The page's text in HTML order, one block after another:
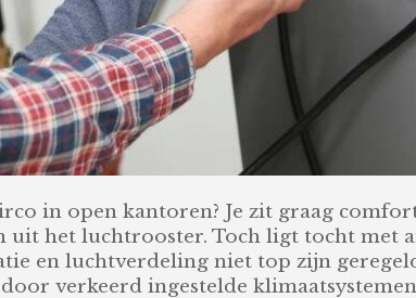
in open kantoren? Je zit graag
uit het luchtrooster. Toch ligt tocht met
en luchtverdeling niet top zijn
verkeerd ingestelde